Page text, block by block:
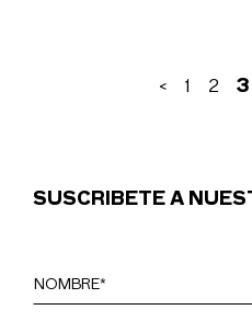
< 1 2 3
A NUESTRO